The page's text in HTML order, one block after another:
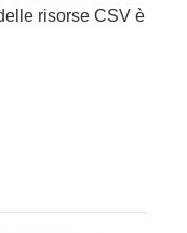
risorse CSV è